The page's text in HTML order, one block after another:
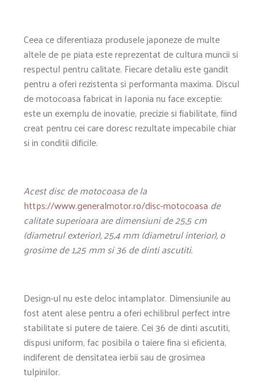
Ceea ce diferentiaza produsele japoneze de multe
altele de pe piata este reprezentat de cultura muncii si
respectul pentru calitate. Fiecare detaliu este gandit
pentru a oferi rezistenta si performanta maxima. Discul
de motocoasa fabricat in Japonia nu face exceptie:
este un exemplu de inovatie, precizie si fiabilitate, fiind
creat pentru cei care doresc rezultate impecabile chiar
si in conditii dificile.
Acest disc de motocoasa de la
https://www.generalmotor.ro/disc-motocoasa de
calitate superioara are dimensiuni de 25,5 cm
(diametrul exterior), 25,4 mm (diametrul interior), o
grosime de 1,25 mm si 36 de dinti ascutiti.
Design-ul nu este deloc intamplator. Dimensiunile au
fost atent alese pentru a oferi echilibrul perfect intre
stabilitate si putere de taiere. Cei 36 de dinti ascutiti,
dispusi uniform, fac posibila o taiere fina si eficienta,
indiferent de densitatea ierbii sau de grosimea
tulpinilor.